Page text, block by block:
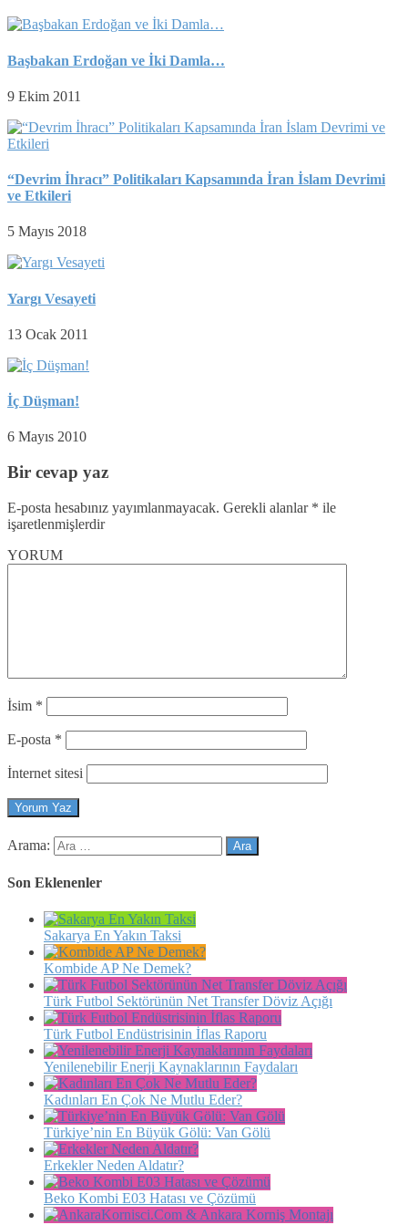
Başbakan Erdoğan ve İki Damla…
9 Ekim 2011
“Devrim İhracı” Politikaları Kapsamında İran İslam Devrimi
ve Etkileri
5 Mayıs 2018
Yargı Vesayeti
13 Ocak 2011
İç Düşman!
6 Mayıs 2010
Bir cevap yaz
E-posta hesabınız yayımlanmayacak. Gerekli alanlar * ile
işaretlenmişlerdir
YORUM
İsim *
E-posta *
İnternet sitesi
Arama:
Son Eklenenler
Sakarya En Yakın Taksi
Kombide AP Ne Demek?
Türk Futbol Sektörünün Net Transfer Döviz Açığı
Türk Futbol Endüstrisinin İflas Raporu
Yenilenebilir Enerji Kaynaklarının Faydaları
Kadınları En Çok Ne Mutlu Eder?
Türkiye’nin En Büyük Gölü: Van Gölü
Erkekler Neden Aldatır?
Beko Kombi E03 Hatası ve Çözümü